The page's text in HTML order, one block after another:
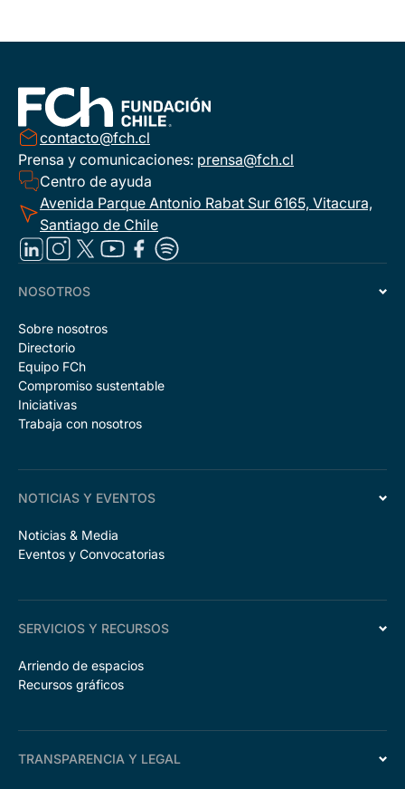
contacto@fch.cl
Prensa y comunicaciones: prensa@fch.cl
Centro de ayuda
Avenida Parque Antonio Rabat Sur 6165, Vitacura,
Santiago de Chile
NOSOTROS
Sobre nosotros
Directorio
Equipo FCh
Compromiso sustentable
Iniciativas
Trabaja con nosotros
NOTICIAS Y EVENTOS
Noticias & Media
Eventos y Convocatorias
SERVICIOS Y RECURSOS
Arriendo de espacios
Recursos gráficos
TRANSPARENCIA Y LEGAL